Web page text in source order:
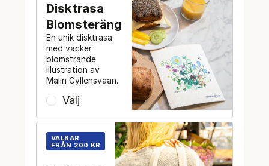
Disktrasa
Blomsteräng
En unik disktrasa
med vacker
blomstrande
illustration av
Malin Gyllensvaan.
Välj
VALBAR
FRÅN 200 KR